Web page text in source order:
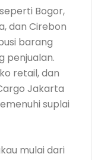
Bogor,
dan Cirebon
barang
penjualan.
retail, dan
Jakarta
suplai
mulai dari